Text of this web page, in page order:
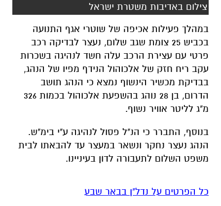
צילום באדיבות משטרת ישראל
במהלך פעילות אכיפה של שוטרי אגף התנועה
בכביש 25 צומת שגב שלום, נעצר לבדיקה רכב
פרטי עם עצירת הרכב עלה חשד לנהיגה בשכרות
עקב ריח חזק של אלכוהול הנידף מפיו של הנהג,
בבדיקת מכשיר הינשוף נמצא כי הנהג תושב
הדרום, בן 28 נוהג בהשפעת אלכוהול בכמות 326
מ"ג לליטר אוויר נשוף.
בנוסף, התברר כי הנ"ל פסול לנהיגה ע"י בימ"ש.
הנהג נעצר נחקר ונשאר במעצר עד להבאתו לבית
משפט השלום לתעבורה לדון בעיניינו.
כל הפרטים על נדל"ן בבאר שבע